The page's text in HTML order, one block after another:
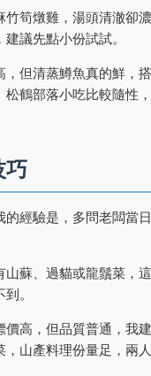
筍燉雞，湯頭清澈卻
議先點小份試試。
但清蒸鱒魚真的鮮，
鶴部落小吃比較隨性
巧
經驗是，多問老闆當
蘇、過貓或龍鬚菜，
。
高，但品質普通，我
山產料理份量足，兩